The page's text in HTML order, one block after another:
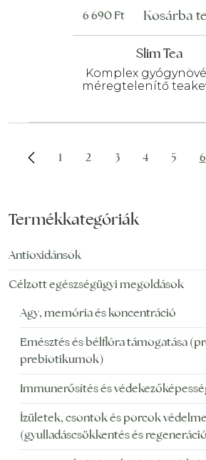
Slim Tea
Komplex
méregtelenítő
6 690Ft Kosárba
1 2 3 4 5 6
Termékkategóriák
Antioxidánsok
Célzott egészségügyi megoldások
Agy, memória és koncentráció
Emésztés és bélflóra támogatása
prebiotikumok)
Immunerősítés és
Ízületek, csontok és porcok védelme
(gyulladáscsökkentés és